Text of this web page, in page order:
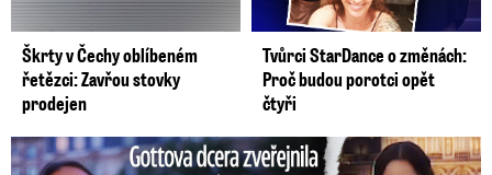
Škrty v Čechy oblíbeném
řetězci: Zavřou stovky
prodejen
Tvůrci StarDance o změnách:
Proč budou porotci opět
čtyři
Gottova dcera zveřejnila nový klip: Je jako Olivie Rodrigo!